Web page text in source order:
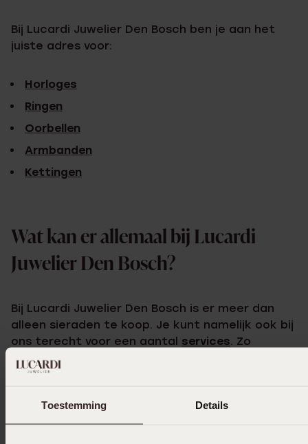
Toestemming Details
Bij Lucardi Juwelier Den Bosch ben je aan het
juiste adres voor:
Horloges
Ringen
Oorbellen
Armbanden
Kettingen
Wat kan er allemaal bij Lucardi
Juwelier Den Bosch?
Bij Lucardi Juwelier Den Bosch is er meer dan
alleen sieraden te koop. Je kunt namelijk ook bij
ons terecht voor een aantal services. Zo
repareren we je horloge of sieraad als het stuk
is, kunnen we graveren en schieten we
kan bij Lucardi! Voor alles op het gebied van
sieraden en horloges kun je bij deze juwelier